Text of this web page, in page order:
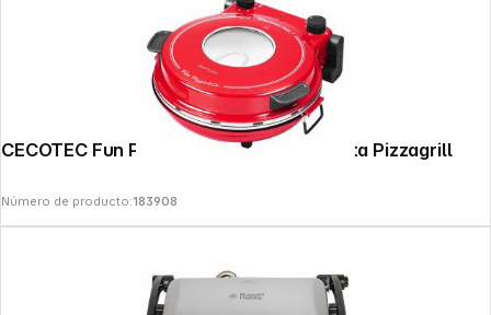
CECOTEC Fun Pizza&Co Mamma Mia Vista Pizzagrill
Número de producto:183908